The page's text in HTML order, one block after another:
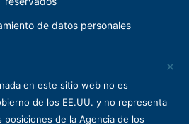
de datos personales
en este sitio web no es
de los EE.UU. y no representa
de la Agencia de los
×